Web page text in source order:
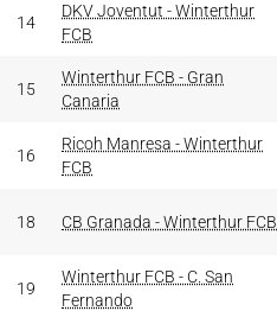
14
DKV Joventut - Winterthur
FCB
15
Winterthur FCB - Gran
Canaria
16
Ricoh Manresa - Winterthur
FCB
18 CB Granada - Winterthur FCB
19
Winterthur FCB - C. San
Fernando